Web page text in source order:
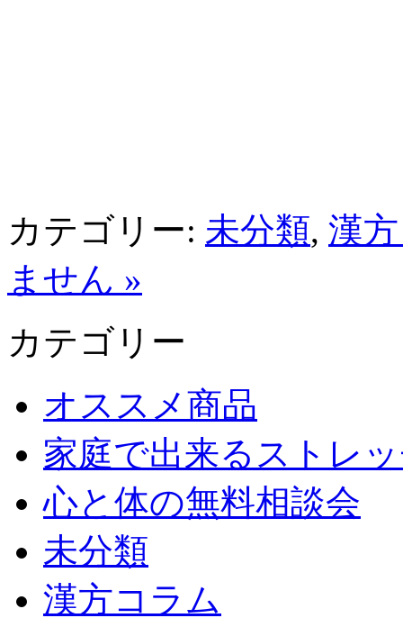
カテゴリー: 未分類, 漢
ません »
カテゴリー
オススメ商品
家庭で出来るストレ
心と体の無料相談会
未分類
漢方コラム